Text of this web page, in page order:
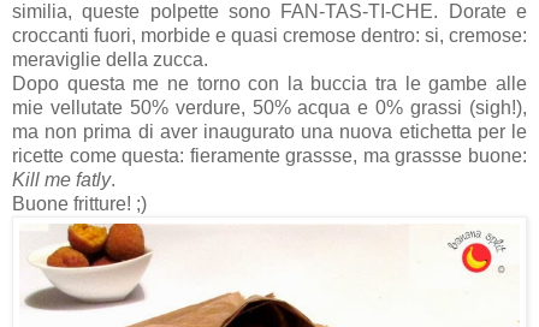
similia, queste polpette sono FAN-TAS-TI-CHE. Dorate e
croccanti fuori, morbide e quasi cremose dentro: si, cremose:
meraviglie della zucca.
Dopo questa me ne torno con la buccia tra le gambe alle
mie vellutate 50% verdure, 50% acqua e 0% grassi (sigh!),
ma non prima di aver inaugurato una nuova etichetta per le
ricette come questa: fieramente grassse, ma grassse buone:
Kill me fatly.
Buone fritture! ;)